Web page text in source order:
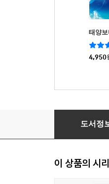
태양
4,950
핑크와 하바네
도서정
이 상품의 시